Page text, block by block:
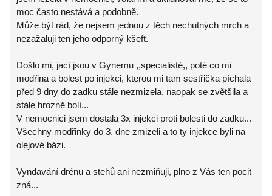
moc často nestává a podobně.
Může být rád, že nejsem jednou z těch nechutných mrch a
nezažaluji ten jeho odporný kšeft.
Došlo mi, jací jsou v Gynemu ,,specialisté,, poté co mi
modřina a bolest po injekci, kterou mi tam sestřička píchala
před 9 dny do zadku stále nezmizela, naopak se zvětšila a
stále hrozně bolí...
V nemocnici jsem dostala 3x injekci proti bolesti do zadku...
Všechny modřinky do 3. dne zmizeli a to ty injekce byli na
olejové bázi.
Vyndavání drénu a stehů ani nezmiňuji, plno z Vás ten pocit
zná...